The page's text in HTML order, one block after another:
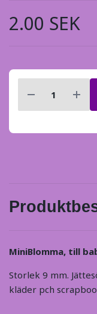
2.00 SEK
MiniBlomma, till
Storlek 9 mm.
kläder pch